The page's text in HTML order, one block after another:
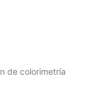
de colorimetría